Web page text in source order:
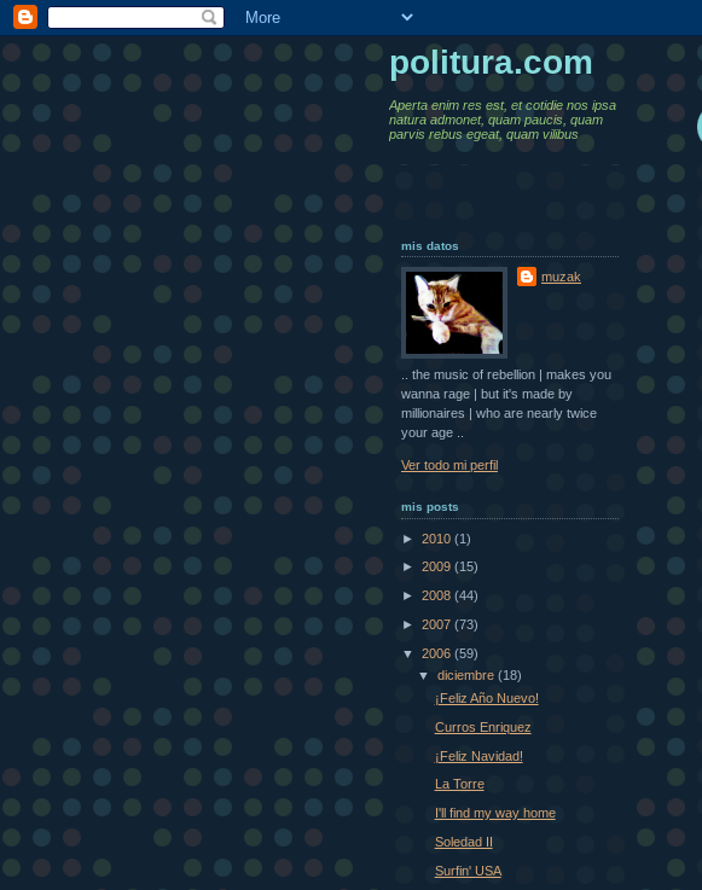
politura.com
Aperta enim res est, et cotidie nos ipsa
natura admonet, quam paucis, quam
parvis rebus egeat, quam vilibus
mis datos
muzak
.. the music of rebellion | makes you
wanna rage | but it's made by
millionaires | who are nearly twice
your age ..
Ver todo mi perfil
mis posts
► 2010 (1)
► 2009 (15)
► 2008 (44)
► 2007 (73)
▼ 2006 (59)
▼diciembre(18)
¡Feliz Año Nuevo!
Curros Enriquez
¡Feliz Navidad!
La Torre
I'll find my way home
Soledad II
Surfin' USA